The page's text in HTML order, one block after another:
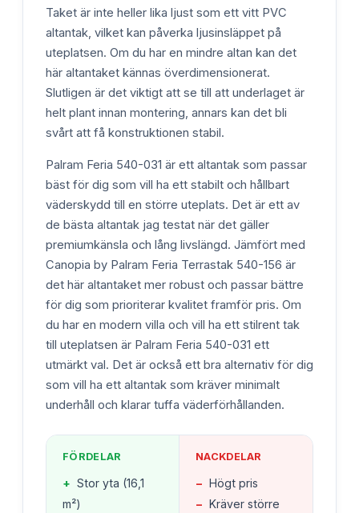
Taket är inte heller lika ljust som ett vitt PVC
altantak, vilket kan påverka ljusinsläppet på
uteplatsen. Om du har en mindre altan kan det
här altantaket kännas överdimensionerat.
Slutligen är det viktigt att se till att underlaget är
helt plant innan montering, annars kan det bli
svårt att få konstruktionen stabil.
Palram Feria 540-031 är ett altantak som passar
bäst för dig som vill ha ett stabilt och hållbart
väderskydd till en större uteplats. Det är ett av
de bästa altantak jag testat när det gäller
premiumkänsla och lång livslängd. Jämfört med
Canopia by Palram Feria Terrastak 540-156 är
det här altantaket mer robust och passar bättre
för dig som prioriterar kvalitet framför pris. Om
du har en modern villa och vill ha ett stilrent tak
till uteplatsen är Palram Feria 540-031 ett
utmärkt val. Det är också ett bra alternativ för dig
som vill ha ett altantak som kräver minimalt
underhåll och klarar tuffa väderförhållanden.
FÖRDELAR
+ Stor yta (16,1
m²)
NACKDELAR
− Högt pris
− Kräver större